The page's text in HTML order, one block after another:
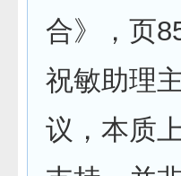
合》，页
祝敏助理
议，本质